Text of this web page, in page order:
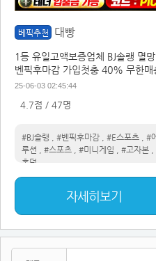
베픽추천 대빵
1등 유일고액보증업체 BJ솔랭 멸망
벤픽후마감 가입첫충 40% 무한매
벤트
25-06-03 02:45:44
4.7점 / 47명
#BJ솔랭 #벤픽후마감 #E스포츠
#
루션
#스포츠 #미니게임 #고자본
홀덤
자세히보기